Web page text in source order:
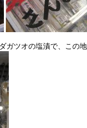
ガツオの塩漬で、この